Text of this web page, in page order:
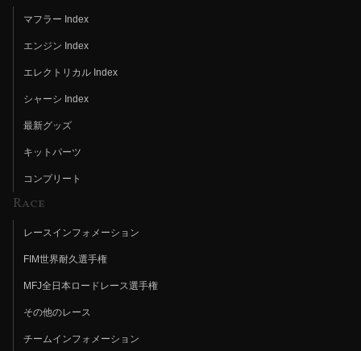
マフラー Index
エンジン Index
エレクトリカル Index
シャーシ Index
最新グッズ
キットパーツ
コンプリート
Race
レースインフォメーション
FIM世界耐久選手権
MFJ全日本ロードレース選手権
その他のレース
チームインフォメーション